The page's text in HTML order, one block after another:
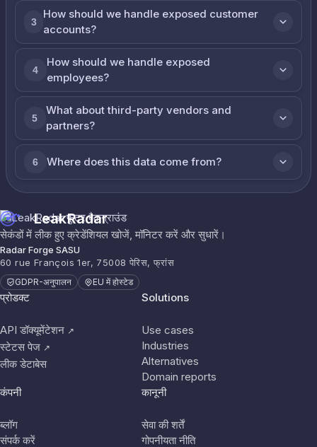
3
How should we handle exposed customer
accounts?
4
How should we handle exposed
employees?
5
What about third-party vendors and
partners?
6 Where does this data come from?
LeakRadar
सेकंडों में लीक हुए क्रेडेंशियल खोजें, मॉनिटर करें और सुधारें।
Radar Forge SASU
60 rue François 1er, 75008 पेरिस, फ्रांस
GDPR-अनुपालन EU में होस्टेड
प्रोडक्ट
API डॉक्यूमेंटेशन ↗
स्टेटस पेज ↗
लीक डेटाबेस
Solutions
Use cases
Industries
Alternatives
Domain reports
कंपनी
ब्लॉग
संपर्क करें
कानूनी
सेवा की शर्तें
गोपनीयता नीति